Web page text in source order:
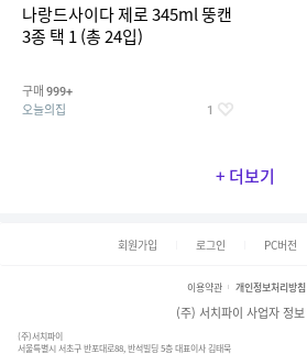
나랑드사이다 제로 345ml 뚱캔
3종 택 1 (총 24입)
구매 999+
오늘의집 1
+ 더보기
회원가입 로그인 PC버전
이용약관 개인정보처리방침
(주) 서치파이 사업자 정보
(주)서치파이
서울특별시 서초구 반포대로88, 반석빌딩 5층 대표이사 김태묵